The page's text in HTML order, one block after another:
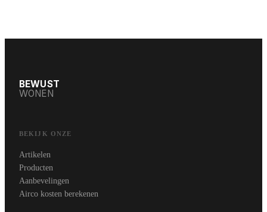
BEWUST
WONEN
BEKIJK ONZE
Artikelen
Producten
Aanbevelingen
Airco kosten berekenen